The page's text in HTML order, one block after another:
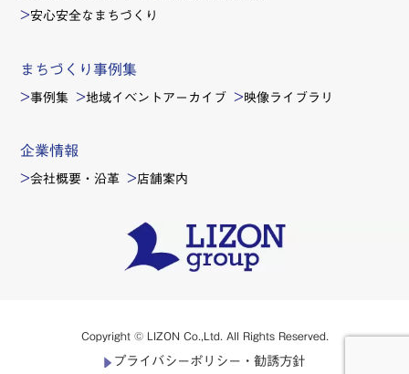
安心安全なまちづくり
まちづくり事例集
事例集 地域イベントアーカイブ 映像ライブラリ
企業情報
会社概要・沿革 店舗案内
Copyright © LIZON Co.,Ltd. All Rights Reserved.
プライバシーポリシー・勧誘方針